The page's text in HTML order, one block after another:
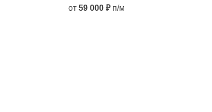
от 59 000 ₽п/м